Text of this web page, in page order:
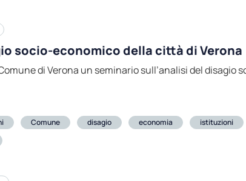
socio-economico della città di Verona
Comune di Verona un seminario sull’analisi del
Comune disagio economia istituzioni